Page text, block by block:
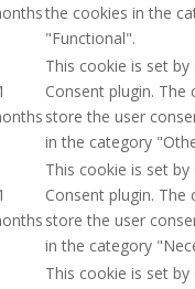
the cookies in the
"Functional".
This cookie is set by
Consent plugin. The
store the user
in the category
This cookie is set by
Consent plugin. The
store the user
in the category
This cookie is set by